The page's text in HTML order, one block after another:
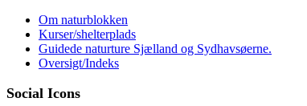
Skip
content
Om naturblokken
Kurser/shelterplads
Guidede naturture Sjælland og Sydhavsøerne.
Oversigt/Indeks
Social Icons